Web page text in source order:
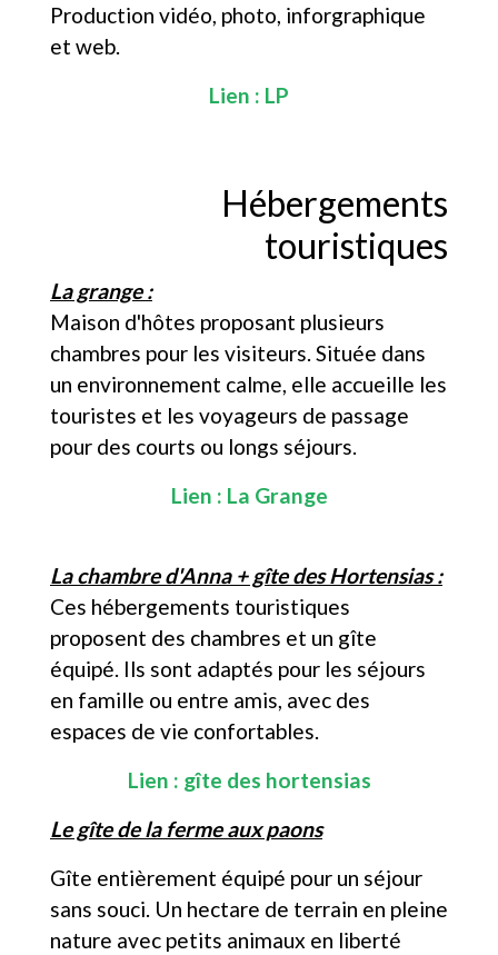
Production vidéo, photo, inforgraphique
et web.
Lien : LP
Hébergements
touristiques
La grange :
Maison d'hôtes proposant plusieurs
chambres pour les visiteurs. Située dans
un environnement calme, elle accueille les
touristes et les voyageurs de passage
pour des courts ou longs séjours.
Lien : La Grange
La chambre d'Anna + gîte des Hortensias :
Ces hébergements touristiques
proposent des chambres et un gîte
équipé. Ils sont adaptés pour les séjours
en famille ou entre amis, avec des
espaces de vie confortables.
Lien : gîte des hortensias
Le gîte de la ferme aux paons
Gîte entièrement équipé pour un séjour
sans souci. Un hectare de terrain en pleine
nature avec petits animaux en liberté